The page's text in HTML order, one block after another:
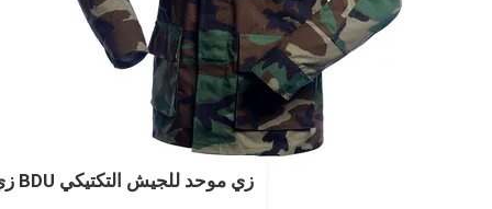
زي موحد للجيش التكتيكي BDU زي مموه عسكري